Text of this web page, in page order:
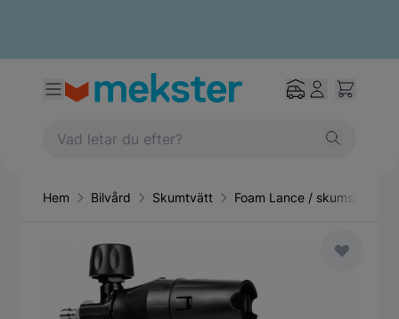
Hem Bilvård Skumtvätt Foam Lance / skumsprutor
Main image
Click to view image in fullscreen